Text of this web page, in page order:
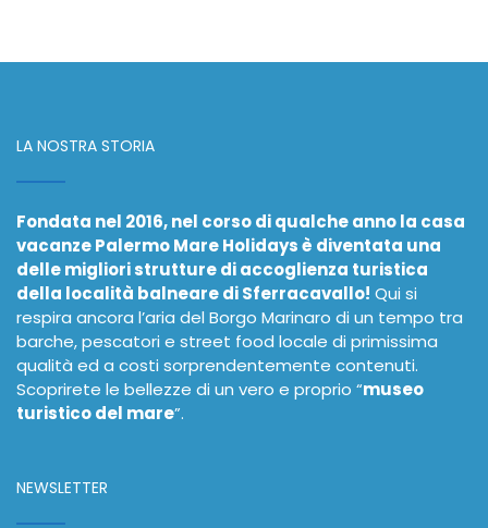
LA NOSTRA STORIA
Fondata nel 2016, nel corso di qualche anno la casa
vacanze Palermo Mare Holidays è diventata una
delle migliori strutture di accoglienza turistica
della località balneare di Sferracavallo! Qui si
respira ancora l’aria del Borgo Marinaro di un tempo tra
barche, pescatori e street food locale di primissima
qualità ed a costi sorprendentemente contenuti.
Scoprirete le bellezze di un vero e proprio “museo
turistico del mare”.
NEWSLETTER